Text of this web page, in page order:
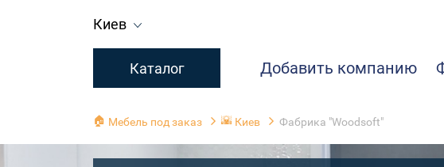
Киев
Каталог Добавить компанию
🏠 Мебель под заказ 🌇 Киев Фабрика "Woodsoft"